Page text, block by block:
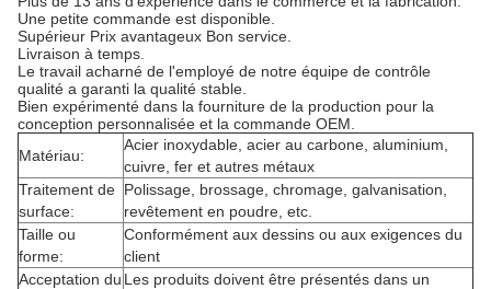
Une petite commande est disponible.
Supérieur Prix avantageux Bon service.
Livraison à temps.
Le travail acharné de l'employé de notre équipe de contrôle
qualité a garanti la qualité stable.
Bien expérimenté dans la fourniture de la production pour la
conception personnalisée et la commande OEM.
Matériau:
Acier inoxydable, acier au carbone, aluminium,
cuivre, fer et autres métaux
Traitement de
surface:
Polissage, brossage, chromage, galvanisation,
revêtement en poudre, etc.
Taille ou
forme:
Conformément aux dessins ou aux exigences du
client
Acceptation du Les produits doivent être présentés dans un